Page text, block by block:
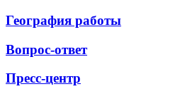
География работы
Вопрос-ответ
Пресс-центр